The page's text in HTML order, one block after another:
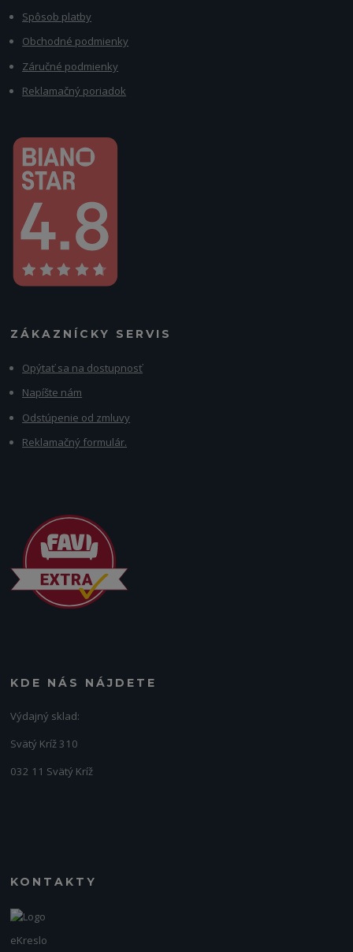
Spôsob platby
Obchodné podmienky
Záručné podmienky
Reklamačný poriadok
ZÁKAZNÍCKY SERVIS
Opýtať sa na dostupnosť
Napíšte nám
Odstúpenie od zmluvy
Reklamačný formulár.
KDE NÁS NÁJDETE
Výdajný sklad:
Svätý Kríž 310
032 11 Svätý Kríž
KONTAKTY
eKreslo